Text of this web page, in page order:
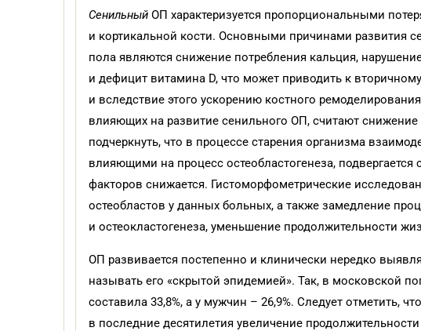
Сенильный ОП характеризуется пропорциональными
и кортикальной кости. Основными причинами развития
пола являются снижение потребления кальция,
и дефицит витамина D, что может приводить к
и вследствие этого ускорению костного
влияющих на развитие сенильного ОП, считают
подчеркнуть, что в процессе старения организма
влияющими на процесс остеобластогенеза,
факторов снижается. Гистоморфометрические
остеобластов у данных больных, а также замедление
и остеокластогенеза, уменьшение продолжительности
ОП развивается постепенно и клинически нередко
называть его «скрытой эпидемией». Так, в московской
составила 33,8%, а у мужчин – 26,9%. Следует отметить,
в последние десятилетия увеличение